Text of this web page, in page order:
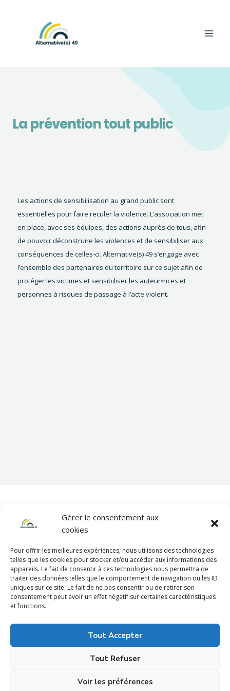
Gérer le consentement aux
cookies
Pour offrir les meilleures expériences, nous utilisons des technologies
telles que les cookies pour stocker et/ou accéder aux informations des
appareils. Le fait de consentir à ces technologies nous permettra de
traiter des données telles que le comportement de navigation ou les ID
uniques sur ce site. Le fait de ne pas consentir ou de retirer son
consentement peut avoir un effet négatif sur certaines caractéristiques
et fonctions.
Tout Accepter
Tout Refuser
Voir les préférences
La prévention tout public
Les actions de sensibilisation au grand public sont
essentielles pour faire reculer la violence. L’association met
en place, avec ses équipes, des actions auprès de tous, afin
de pouvoir déconstruire les violences et de sensibiliser aux
conséquences de celles-ci. Alternative(s) 49 s’engage avec
l’ensemble des partenaires du territoire sur ce sujet afin de
protéger les victimes et sensibiliser les auteur•rices et
personnes à risques de passage à l’acte violent.
Mentions légales
Politique de confidentialité